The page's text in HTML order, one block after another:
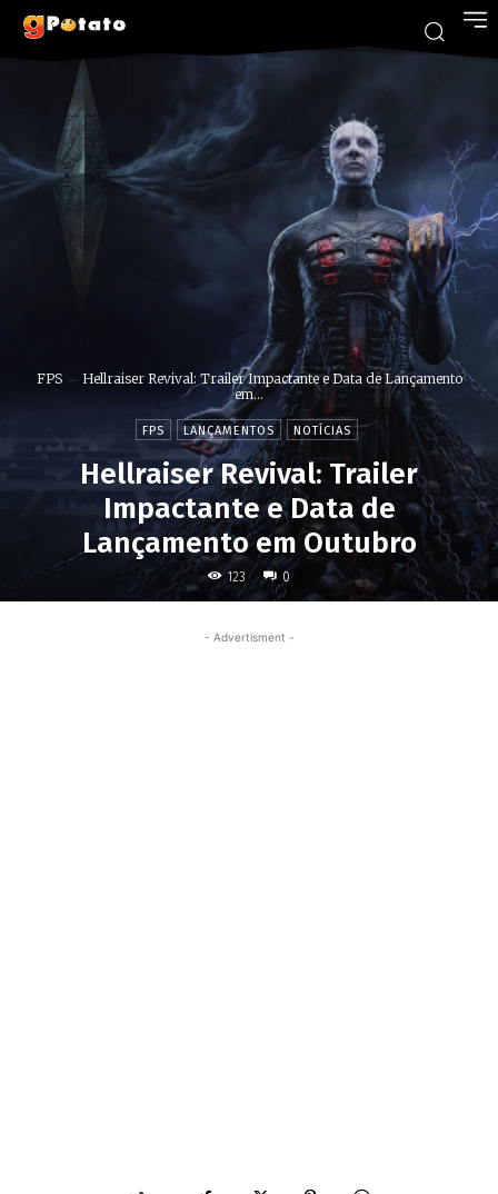
FPS
Hellraiser Revival: Trailer Impactante e Data de Lançamento
em...
FPS LANÇAMENTOS NOTÍCIAS
Hellraiser Revival: Trailer
Impactante e Data de
Lançamento em Outubro
123 0
- Advertisment -